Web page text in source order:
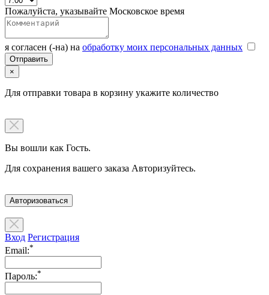
Пожалуйста, указывайте Московское время
я согласен (-на) на обработку моих персональных данных
×
Для отправки товара в корзину укажите количество
Вы вошли как Гость.
Для сохранения вашего заказа Авторизуйтесь.
Авторизоваться
Вход Регистрация
Email:*
Пароль:*